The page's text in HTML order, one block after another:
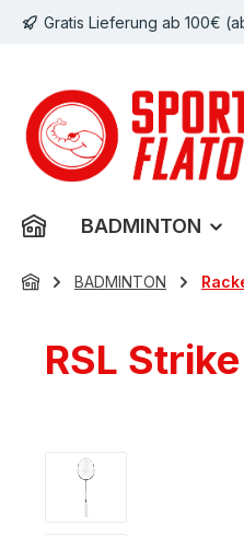
Hauptinhalt springen
Zur Suche springen
Zur Hauptnavigation
Gratis Lieferung ab 100€
BADMINTON
BADMINTON
RSL
Bildergalerie